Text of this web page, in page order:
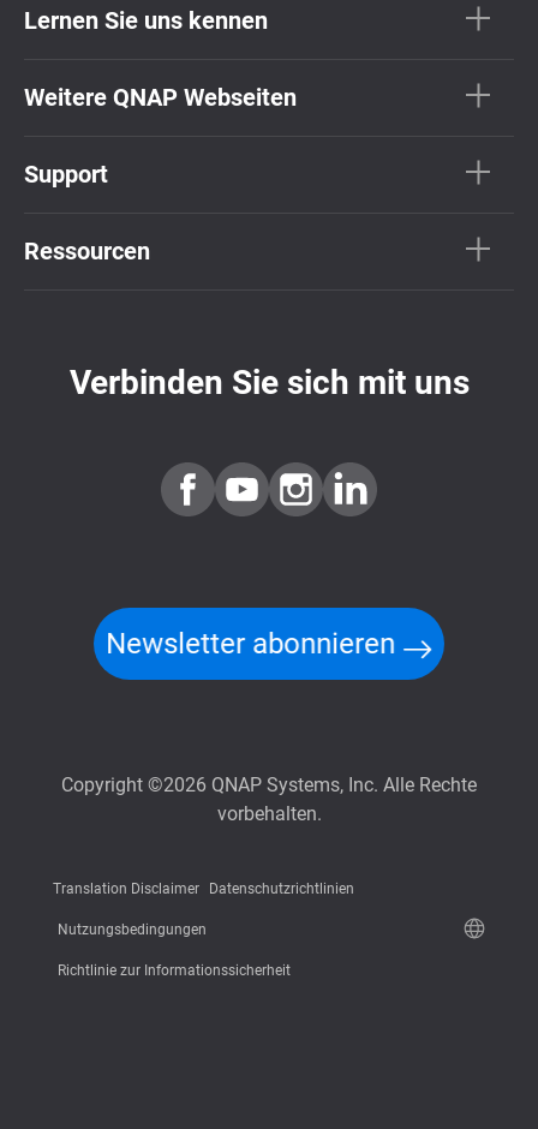
Lernen Sie uns kennen
Weitere QNAP Webseiten
Support
Ressourcen
Verbinden Sie sich mit uns
Newsletter abonnieren
Copyright ©2026 QNAP Systems, Inc. Alle Rechte
vorbehalten.
Translation Disclaimer Datenschutzrichtlinien
Nutzungsbedingungen
Richtlinie zur Informationssicherheit